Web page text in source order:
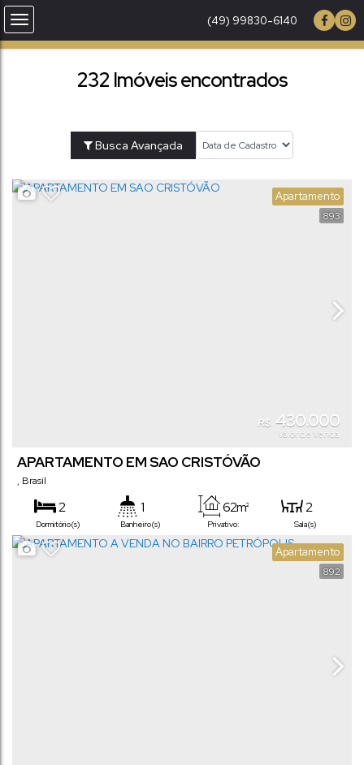
(49) 99830-6140
232 Imóveis encontrados
Busca Avançada
893
Apartamento
R$ 430.000
Valor de Venda
APARTAMENTO EM SAO CRISTÓVÃO
, Brasil
2
Dormitório(s)
1
Banheiro(s) Privativo:
62m² 2
Sala(s)
1
892
Apartamento